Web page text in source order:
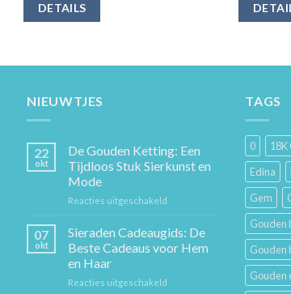
DETAILS
NIEUWTJES
22
okt
De Gouden Ketting: Een
Tijdloos Stuk Sierkunst en
Mode
Reacties uitgeschakeld
Gouden
Een
07
okt
Sieraden Cadeaugids: De
Beste Cadeaus voor Hem
en Haar
Reacties uitgeschakeld
TAGS
0 18K
Edina
Gem
Gouden
Gouden
Gouden